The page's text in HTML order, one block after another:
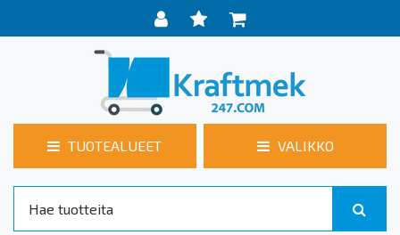
TUOTEALUEET VALIKKO